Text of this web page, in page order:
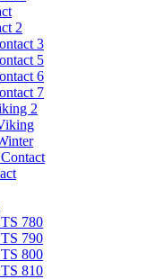
2
3
5
6
7
2
780
790
800
810